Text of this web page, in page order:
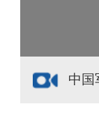
中国